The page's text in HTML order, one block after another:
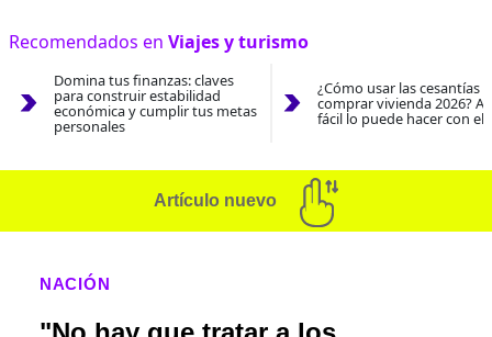
Recomendados en Viajes y turismo
Domina tus finanzas: claves
para construir estabilidad
económica y cumplir tus metas
personales
¿Cómo usar las cesantías
comprar vivienda 2026?
fácil lo puede hacer con el
Artículo nuevo
NACIÓN